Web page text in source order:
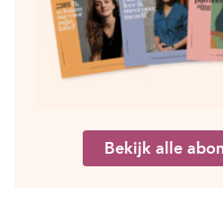
Bekijk alle